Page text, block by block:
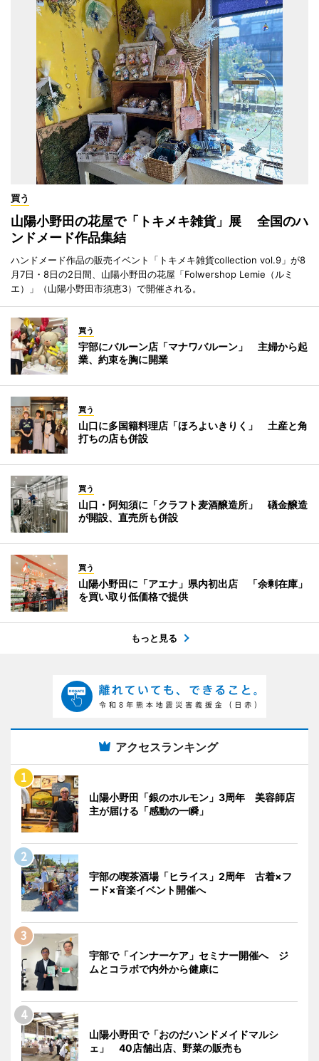
買う
山陽小野田の花屋で「トキメキ雑貨」展 全国のハ
ンドメード作品集結
ハンドメード作品の販売イベント「トキメキ雑貨collection vol.9」が8
月7日・8日の2日間、山陽小野田の花屋「Folwershop Lemie（ルミ
エ）」（山陽小野田市須恵3）で開催される。
買う
宇部にバルーン店「マナワバルーン」 主婦から起
業、約束を胸に開業
買う
山口に多国籍料理店「ほろよいきりく」 土産と角
打ちの店も併設
買う
山口・阿知須に「クラフト麦酒醸造所」 礒金醸造
が開設、直売所も併設
買う
山陽小野田に「アエナ」県内初出店 「余剰在庫」
を買い取り低価格で提供
もっと見る
アクセスランキング
山陽小野田「銀のホルモン」3周年 美容師店
主が届ける「感動の一瞬」
宇部の喫茶酒場「ヒライス」2周年 古着×フ
ード×音楽イベント開催へ
宇部で「インナーケア」セミナー開催へ ジ
ムとコラボで内外から健康に
山陽小野田で「おのだハンドメイドマルシ
ェ」 40店舗出店、野菜の販売も